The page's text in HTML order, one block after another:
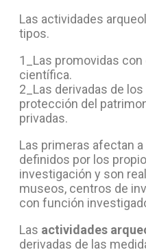
Las actividades
tipos.
1_Las promovidas
científica.
2_Las derivadas de
protección del
privadas.
Las primeras afectan
definidos por los
investigación y son
museos, centros de
con función
Las actividades
derivadas de las